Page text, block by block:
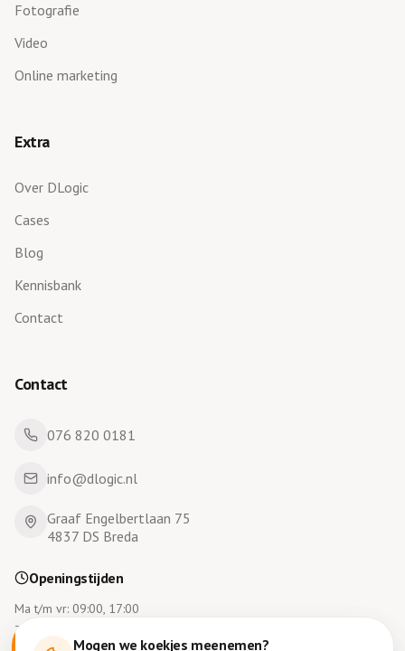
Mogen we koekjes meenemen?
Fotografie
Video
Online marketing
Extra
Over DLogic
Cases
Blog
Kennisbank
Contact
Contact
076 820 0181
info@dlogic.nl
Graaf Engelbertlaan 75
4837 DS Breda
Openingstijden
Ma t/m vr: 09:00, 17:00
Za en zo gesloten